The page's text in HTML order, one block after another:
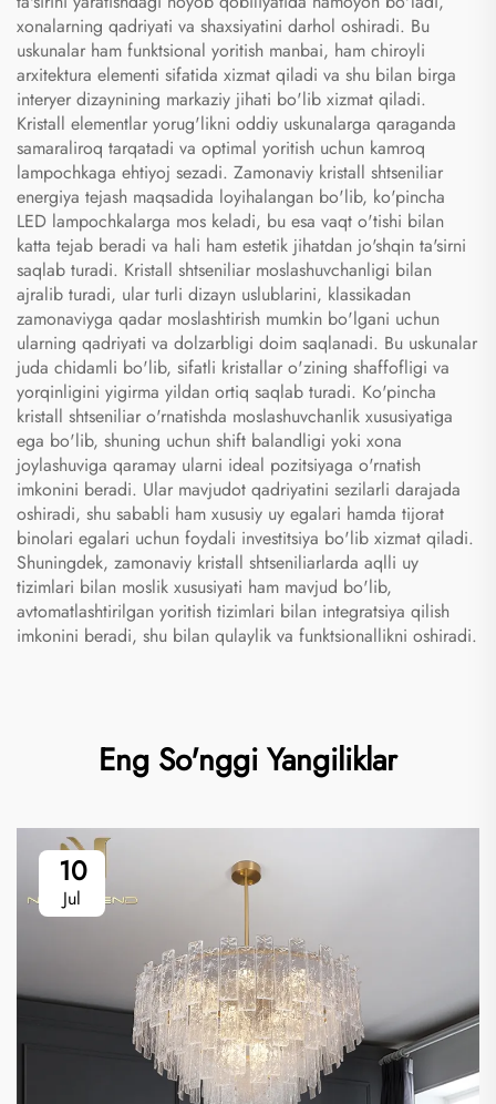
xonalarning qadriyati va shaxsiyatini darhol oshiradi. Bu
uskunalar ham funktsional yoritish manbai, ham chiroyli
arxitektura elementi sifatida xizmat qiladi va shu bilan birga
interyer dizaynining markaziy jihati bo'lib xizmat qiladi.
Kristall elementlar yorug'likni oddiy uskunalarga qaraganda
samaraliroq tarqatadi va optimal yoritish uchun kamroq
lampochkaga ehtiyoj sezadi. Zamonaviy kristall shtseniliar
energiya tejash maqsadida loyihalangan bo'lib, ko'pincha
LED lampochkalarga mos keladi, bu esa vaqt o'tishi bilan
katta tejab beradi va hali ham estetik jihatdan jo'shqin ta'sirni
saqlab turadi. Kristall shtseniliar moslashuvchanligi bilan
ajralib turadi, ular turli dizayn uslublarini, klassikadan
zamonaviyga qadar moslashtirish mumkin bo'lgani uchun
ularning qadriyati va dolzarbligi doim saqlanadi. Bu uskunalar
juda chidamli bo'lib, sifatli kristallar o'zining shaffofligi va
yorqinligini yigirma yildan ortiq saqlab turadi. Ko'pincha
kristall shtseniliar o'rnatishda moslashuvchanlik xususiyatiga
ega bo'lib, shuning uchun shift balandligi yoki xona
joylashuviga qaramay ularni ideal pozitsiyaga o'rnatish
imkonini beradi. Ular mavjudot qadriyatini sezilarli darajada
oshiradi, shu sababli ham xususiy uy egalari hamda tijorat
binolari egalari uchun foydali investitsiya bo'lib xizmat qiladi.
Shuningdek, zamonaviy kristall shtseniliarlarda aqlli uy
tizimlari bilan moslik xususiyati ham mavjud bo'lib,
avtomatlashtirilgan yoritish tizimlari bilan integratsiya qilish
imkonini beradi, shu bilan qulaylik va funktsionallikni oshiradi.
Eng So'nggi Yangiliklar
10
Jul